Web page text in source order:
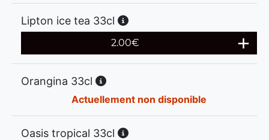
Lipton ice tea 33cl
2.00€
Orangina 33cl
Actuellement non disponible
Oasis tropical 33cl